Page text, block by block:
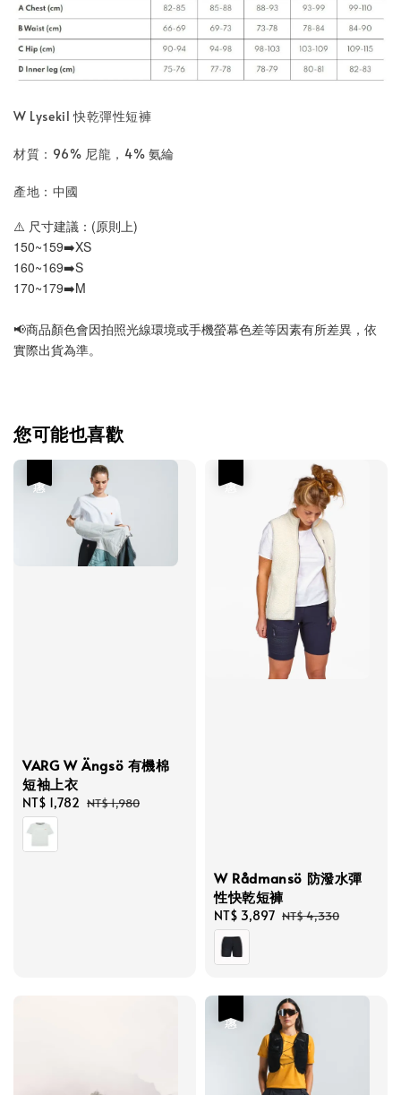
W Lysekil 快乾彈性短褲
材質：96% 尼龍，4% 氨綸
產地：中國
⚠️ 尺寸建議：(原則上)
150~159➡️XS
160~169➡️S
170~179➡️M
📢商品顏色會因拍照光線環境或手機螢幕色差等因素有所差異，依
實際出貨為準。
您可能也喜歡
VARG W Ängsö 有機棉
短袖上衣
Sale
price
NT$ 1,782 Regular
NT$ 1,980
W Rådmansö 防潑水彈
性快乾短褲
Sale
price
NT$ 3,897 Regular
NT$ 4,330